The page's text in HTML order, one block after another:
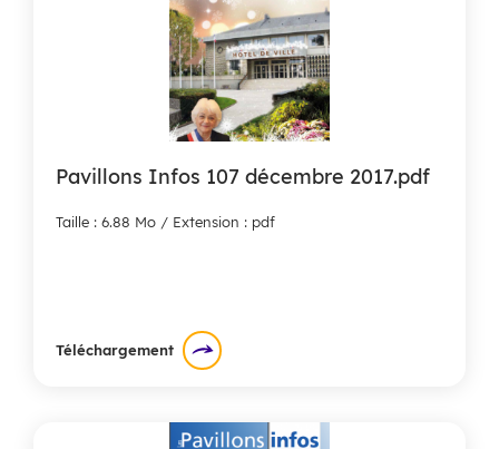
Pavillons Infos 107 décembre 2017.pdf
Taille : 6.88 Mo / Extension : pdf
Téléchargement